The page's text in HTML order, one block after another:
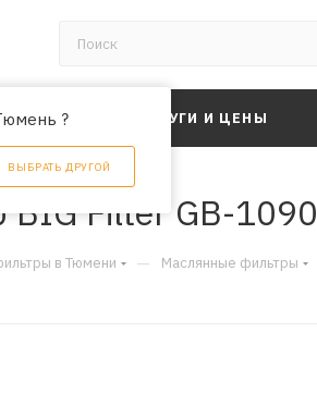
?
ВЫБРАТЬ ДРУГОЙ
УСЛУГИ И ЦЕНЫ
Filter GB-1090
в Тюмени — Маслянные фильтры